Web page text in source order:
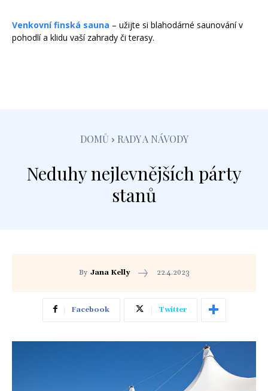
Venkovní finská sauna – užijte si blahodárné saunování v
pohodlí a klidu vaší zahrady či terasy.